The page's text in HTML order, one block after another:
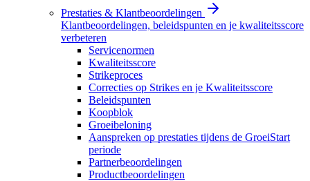
Prestaties & Klantbeoordelingen
Klantbeoordelingen, beleidspunten en je kwaliteitsscore
verbeteren
Servicenormen
Kwaliteitsscore
Strikeproces
Correcties op Strikes en je Kwaliteitsscore
Beleidspunten
Koopblok
Groeibeloning
Aanspreken op prestaties tijdens de GroeiStart
periode
Partnerbeoordelingen
Productbeoordelingen